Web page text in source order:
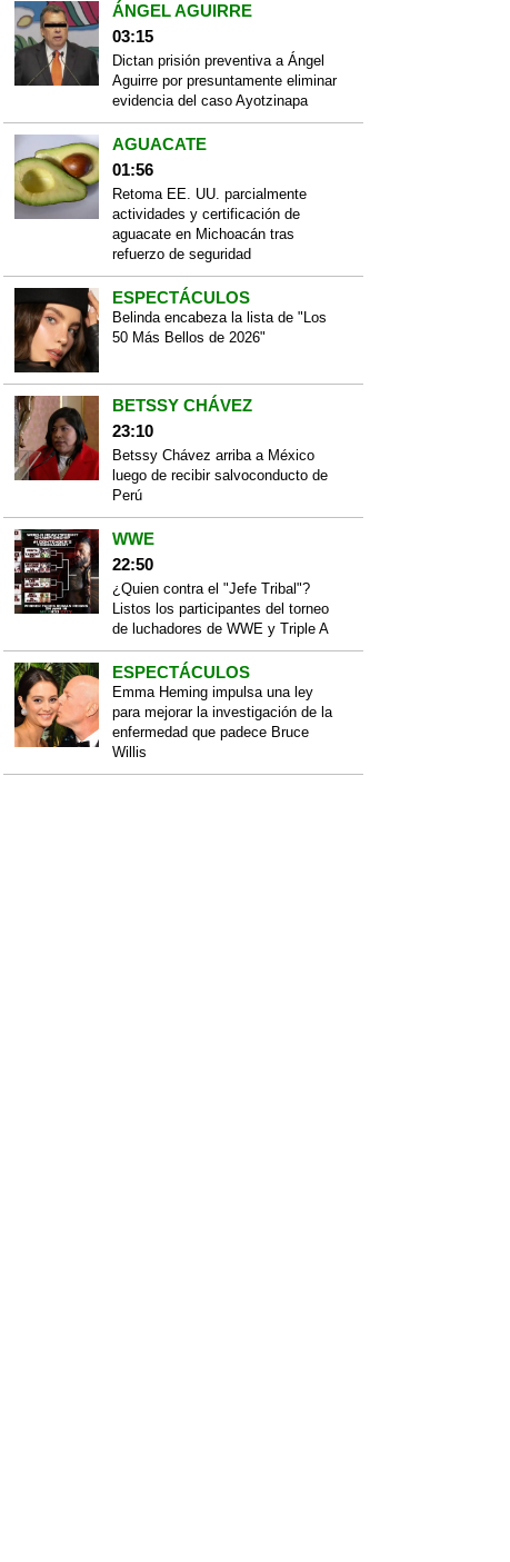
ÁNGEL AGUIRRE
03:15
Dictan prisión preventiva a Ángel
Aguirre por presuntamente eliminar
evidencia del caso Ayotzinapa
AGUACATE
01:56
Retoma EE. UU. parcialmente
actividades y certificación de
aguacate en Michoacán tras
refuerzo de seguridad
ESPECTÁCULOS
Belinda encabeza la lista de "Los
50 Más Bellos de 2026"
BETSSY CHÁVEZ
23:10
Betssy Chávez arriba a México
luego de recibir salvoconducto de
Perú
WWE
22:50
¿Quien contra el "Jefe Tribal"?
Listos los participantes del torneo
de luchadores de WWE y Triple A
ESPECTÁCULOS
Emma Heming impulsa una ley
para mejorar la investigación de la
enfermedad que padece Bruce
Willis